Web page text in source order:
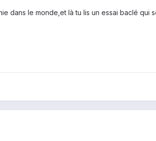
dans le monde,et là tu lis un essai baclé